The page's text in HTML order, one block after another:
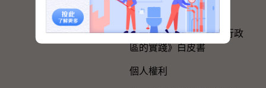
選舉事務
《一國兩制在香港特別行政
區的實踐》白皮書
個人權利